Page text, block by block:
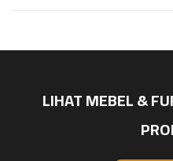
LIHAT MEBEL &